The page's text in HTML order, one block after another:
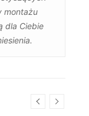
montażu
dla Ciebie